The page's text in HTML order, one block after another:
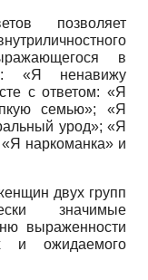
позволяет
в
«Я ненавижу
с ответом: «Я
семью»; «Я
урод»; «Я
наркоманка» и
двух групп
значимые
выраженности
и ожидаемого